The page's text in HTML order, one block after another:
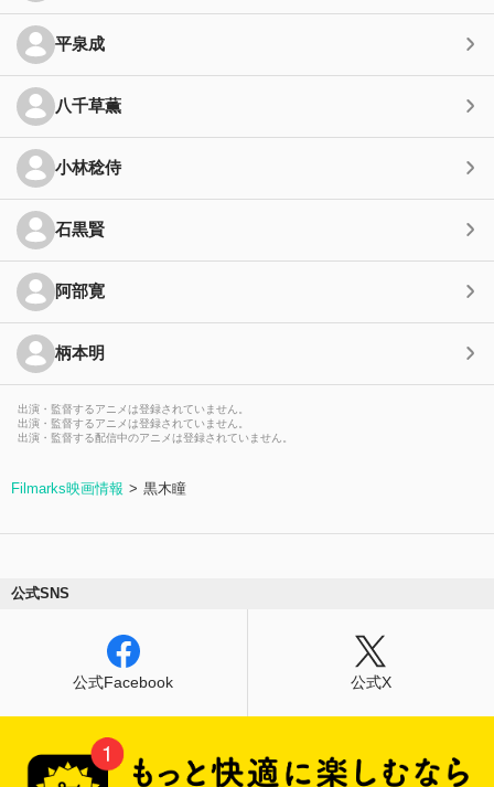
平泉成
八千草薫
小林稔侍
石黒賢
阿部寛
柄本明
出演・監督するアニメは登録されていません。
出演・監督するアニメは登録されていません。
出演・監督する配信中のアニメは登録されていません。
Filmarks映画情報 黒木瞳
公式SNS
公式Facebook 公式X